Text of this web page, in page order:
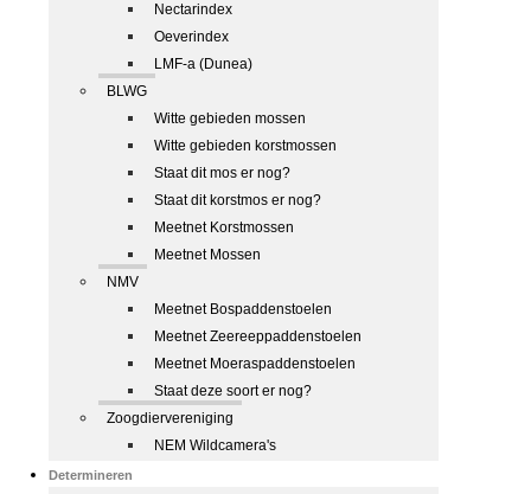
Nectarindex
Oeverindex
LMF-a (Dunea)
BLWG
Witte gebieden mossen
Witte gebieden korstmossen
Staat dit mos er nog?
Staat dit korstmos er nog?
Meetnet Korstmossen
Meetnet Mossen
NMV
Meetnet Bospaddenstoelen
Meetnet Zeereeppaddenstoelen
Meetnet Moeraspaddenstoelen
Staat deze soort er nog?
Zoogdiervereniging
NEM Wildcamera's
Determineren